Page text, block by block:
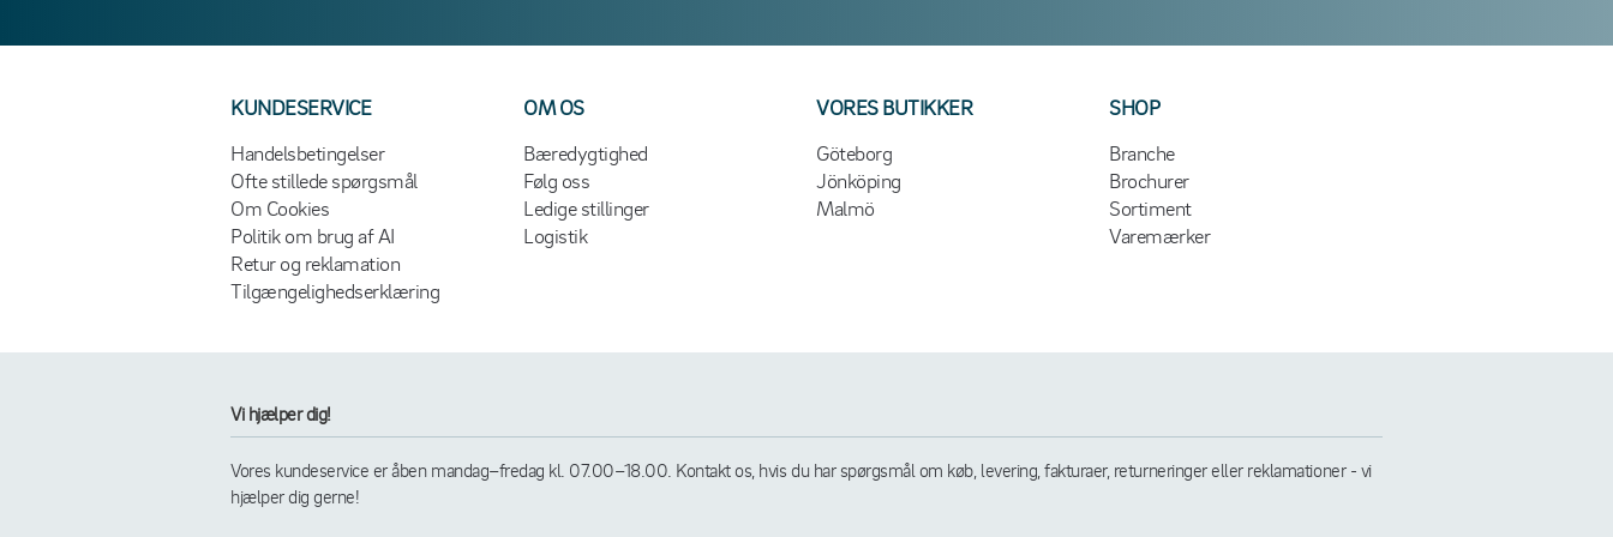
KUNDESERVICE
Handelsbetingelser
Ofte stillede spørgsmål
Om Cookies
Politik om brug af AI
Retur og reklamation
Tilgængelighedserklæring
OM OS
Bæredygtighed
Følg oss
Ledige stillinger
Logistik
VORES BUTIKKER
Göteborg
Jönköping
Malmö
SHOP
Branche
Brochurer
Sortiment
Varemærker
Vi hjælper dig!
Vores kundeservice er åben mandag–fredag kl. 07.00–18.00. Kontakt os, hvis du har spørgsmål om køb, levering, fakturaer, returneringer eller reklamationer - vi
hjælper dig gerne!